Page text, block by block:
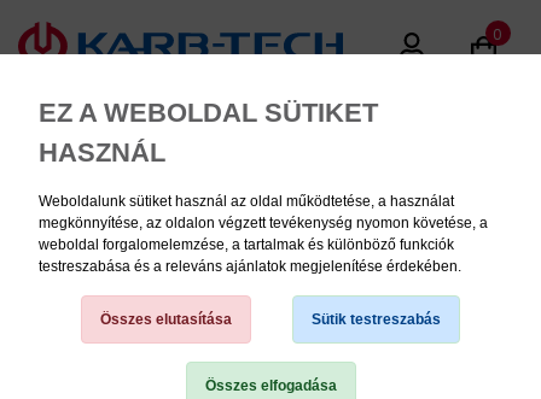
EZ A WEBOLDAL SÜTIKET
HASZNÁL
Weboldalunk sütiket használ az oldal működtetése, a használat
megkönnyítése, az oldalon végzett tevékenység nyomon követése, a
weboldal forgalomelemzése, a tartalmak és különböző funkciók
testreszabása és a releváns ajánlatok megjelenítése érdekében.
Összes elutasítása Sütik testreszabás
Összes elfogadása
0
MENU
Triplex összekötő láncszem,
ANSI